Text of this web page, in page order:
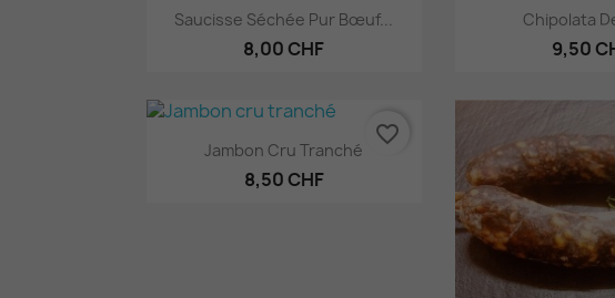
Aperçu rapide
Saucisse Séchée Pur Bœuf...
8,00 CHF
Aperçu
Chipolata
9,50
Aperçu rapide
Jambon Cru Tranché
8,50 CHF
favorite_border